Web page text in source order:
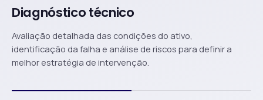
Diagnóstico técnico
Avaliação detalhada das condições do ativo,
identificação da falha e análise de riscos para definir a
melhor estratégia de intervenção.